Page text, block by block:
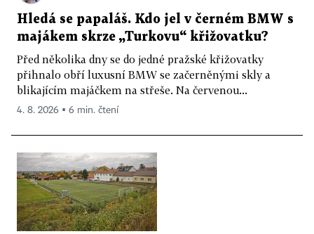
Hledá se papaláš. Kdo jel v černém BMW s
majákem skrze „Turkovu“ křižovatku?
Před několika dny se do jedné pražské křižovatky
přihnalo obří luxusní BMW se začerněnými skly a
blikajícím majáčkem na střeše. Na červenou...
4. 8. 2026 ▪ 6 min. čtení